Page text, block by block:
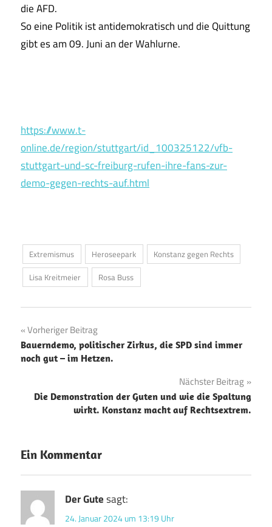
die AFD.
So eine Politik ist antidemokratisch und die Quittung
gibt es am 09. Juni an der Wahlurne.
https://www.t-
online.de/region/stuttgart/id_100325122/vfb-
stuttgart-und-sc-freiburg-rufen-ihre-fans-zur-
demo-gegen-rechts-auf.html
Extremismus Heroseepark
Konstanz gegen Rechts
Lisa Kreitmeier
Rosa Buss
Beitragsnavigation
Vorheriger Beitrag
Bauerndemo, politischer Zirkus, die SPD sind immer
noch gut – im Hetzen.
Nächster Beitrag
Die Demonstration der Guten und wie die Spaltung
wirkt. Konstanz macht auf Rechtsextrem.
Ein Kommentar
Der Gutesagt:
24. Januar 2024 um 13:19 Uhr